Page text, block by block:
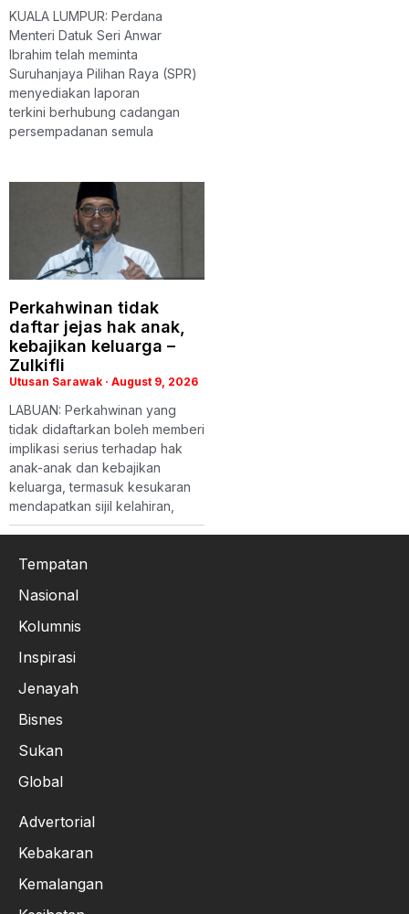
KUALA LUMPUR: Perdana
Menteri Datuk Seri Anwar
Ibrahim telah meminta
Suruhanjaya Pilihan Raya (SPR)
menyediakan laporan
terkini berhubung cadangan
persempadanan semula
Perkahwinan tidak
daftar jejas hak anak,
kebajikan keluarga –
Zulkifli
Utusan Sarawak August 9, 2026
LABUAN: Perkahwinan yang
tidak didaftarkan boleh memberi
implikasi serius terhadap hak
anak-anak dan kebajikan
keluarga, termasuk kesukaran
mendapatkan sijil kelahiran,
Tempatan
Nasional
Kolumnis
Inspirasi
Jenayah
Bisnes
Sukan
Global
Advertorial
Kebakaran
Kemalangan